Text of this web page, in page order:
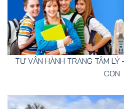
TƯ VẤN HÀNH TRANG TÂM LÝ
CON